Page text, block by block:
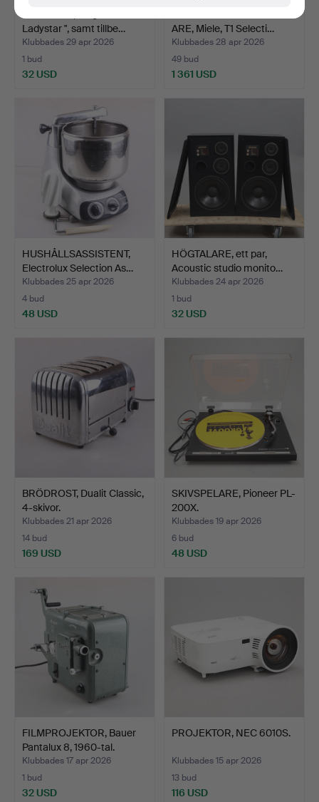
Ladystar ", samt tillbe…
Klubbades 29 apr 2026
1 bud
32 USD
ARE, Miele, T1 Selecti…
Klubbades 28 apr 2026
49 bud
1 361 USD
HUSHÅLLSASSISTENT,
Electrolux Selection As…
Klubbades 25 apr 2026
4 bud
48 USD
HÖGTALARE, ett par,
Acoustic studio monito…
Klubbades 24 apr 2026
1 bud
32 USD
BRÖDROST, Dualit Classic,
4-skivor.
Klubbades 21 apr 2026
14 bud
169 USD
SKIVSPELARE, Pioneer PL-
200X.
Klubbades 19 apr 2026
6 bud
48 USD
FILMPROJEKTOR, Bauer
Pantalux 8, 1960-tal.
Klubbades 17 apr 2026
1 bud
32 USD
PROJEKTOR, NEC 6010S.
Klubbades 15 apr 2026
13 bud
116 USD